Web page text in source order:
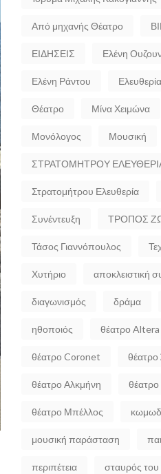
Από μηχανής Θέατρο
ΕΙΔΗΣΕΙΣ Ελένη
Ελένη Ράντου
Θέατρο Μίνα Χειμώνα
Μονόλογος Μουσική
ΣΤΡΑΤΟΜΗΤΡΟΥ
Στρατομήτρου Ελευθερία
Συνέντευξη ΤΡΟΠΟΣ
Τάσος Γιαννόπουλος
Χυτήριο αποκλειστική
διαγωνισμός δράμα
ηθοποιός θέατρο Altera
θέατρο Coronet θέατρο
θέατρο Αλκμήνη
θέατρο Μπέλλος
μουσική παράσταση
περιπέτεια σταυρός